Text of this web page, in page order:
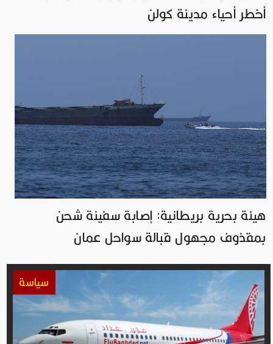
أخطر أحياء مدينة كولن
هيئة بحرية بريطانية: إصابة سفينة شحن
بمقذوف مجهول قبالة سواحل عمان
سياسة